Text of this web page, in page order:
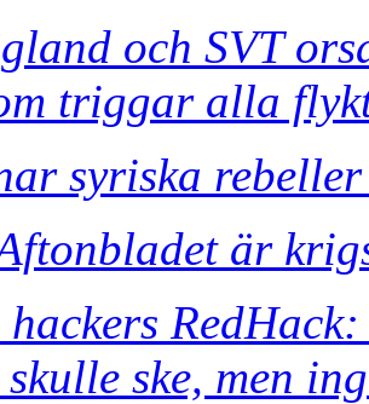
och SVT
triggar alla
syriska
är
hackers
ske, men